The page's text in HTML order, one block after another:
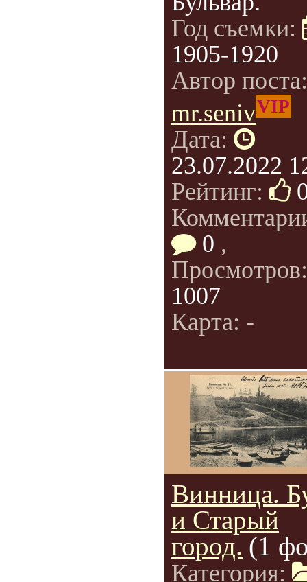
Год съемки:
1905-1920
Автор
mr.senivVIP
Дата:
23.07.2022
Рейтинг:
0 ,
1007
Карта: -
Винница.
и Старый
город. (1
Категория: